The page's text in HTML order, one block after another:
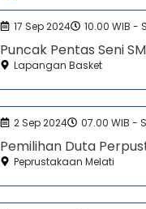
17 Sep 2024 10.00 WIB -
Puncak Pentas Seni
Lapangan Basket
2 Sep 2024 07.00 WIB -
Pemilihan Duta
Peprustakaan Melati